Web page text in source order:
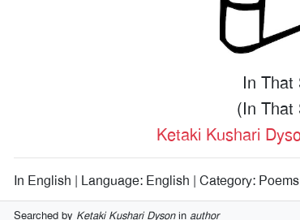
In That
(In That
Ketaki Kushari
In English | Language: English | Category:
Searched by Ketaki Kushari Dysonin author